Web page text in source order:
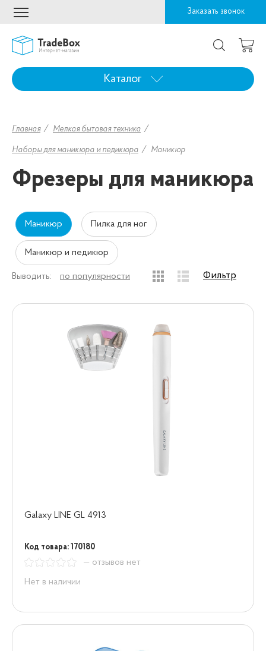
Заказать звонок
Каталог
Главная Мелкая бытовая техника
Наборы для маникюра и педикюра Маникюр
Фрезеры для маникюра
Маникюр Пилка для ног
Маникюр и педикюр
Выводить: по популярности Фильтр
Galaxy LINE GL 4913
Код товара: 170180
— отзывов нет
Нет в наличии